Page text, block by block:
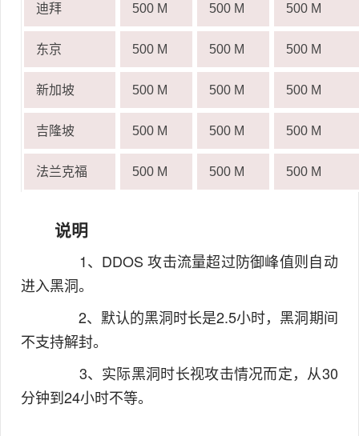
迪拜 500 M 500 M 500 M
东京 500 M 500 M 500 M
新加坡 500 M 500 M 500 M
吉隆坡 500 M 500 M 500 M
法兰克福 500 M 500 M 500 M
说明
1、DDOS 攻击流量超过防御峰值则自动
进入黑洞。
2、默认的黑洞时长是2.5小时，黑洞期间
不支持解封。
3、实际黑洞时长视攻击情况而定，从30
分钟到24小时不等。